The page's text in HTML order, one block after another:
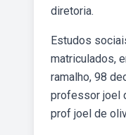
diretoria.
Estudos
matriculados,
ramalho, 98
professor joel
prof joel de